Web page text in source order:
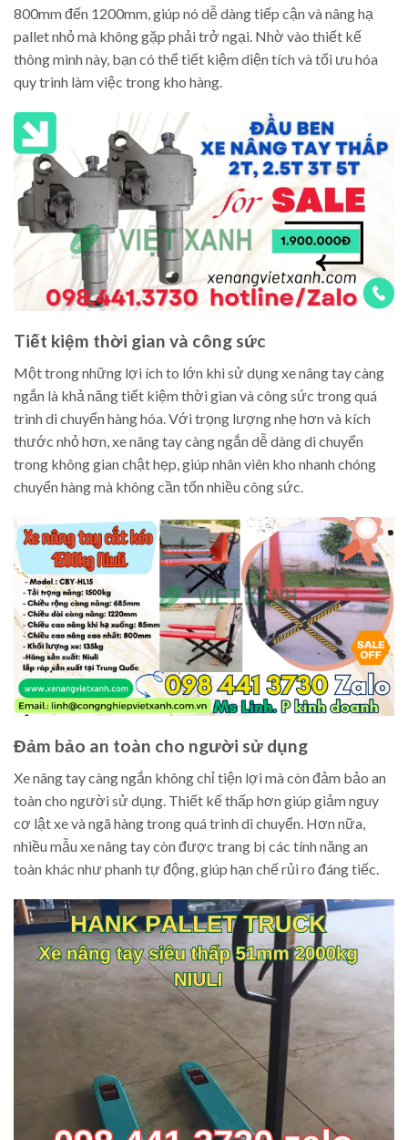
800mm đến 1200mm, giúp nó dễ dàng tiếp cận và nâng hạ
pallet nhỏ mà không gặp phải trở ngại. Nhờ vào thiết kế
thông minh này, bạn có thể tiết kiệm diện tích và tối ưu hóa
quy trình làm việc trong kho hàng.
Tiết kiệm thời gian và công sức
Một trong những lợi ích to lớn khi sử dụng xe nâng tay càng
ngắn là khả năng tiết kiệm thời gian và công sức trong quá
trình di chuyển hàng hóa. Với trọng lượng nhẹ hơn và kích
thước nhỏ hơn, xe nâng tay càng ngắn dễ dàng di chuyển
trong không gian chật hẹp, giúp nhân viên kho nhanh chóng
chuyển hàng mà không cần tốn nhiều công sức.
Đảm bảo an toàn cho người sử dụng
Xe nâng tay càng ngắn không chỉ tiện lợi mà còn đảm bảo an
toàn cho người sử dụng. Thiết kế thấp hơn giúp giảm nguy
cơ lật xe và ngã hàng trong quá trình di chuyển. Hơn nữa,
nhiều mẫu xe nâng tay còn được trang bị các tính năng an
toàn khác như phanh tự động, giúp hạn chế rủi ro đáng tiếc.